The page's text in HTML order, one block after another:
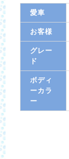
愛車
お客様
グレー
ド
ボディ
ーカラ
ー